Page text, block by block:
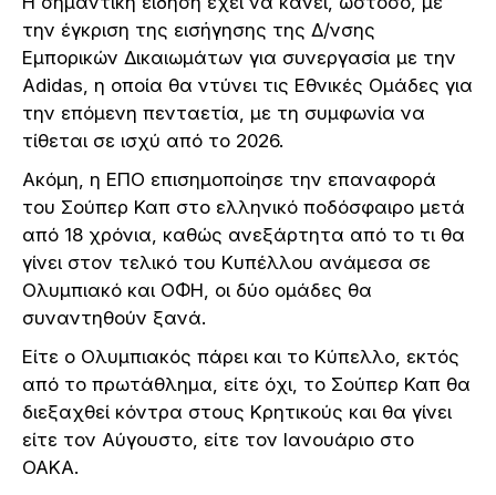
την έγκριση της εισήγησης της Δ/νσης
Εμπορικών Δικαιωμάτων για συνεργασία με την
Adidas, η οποία θα ντύνει τις Εθνικές Ομάδες για
την επόμενη πενταετία, με τη συμφωνία να
τίθεται σε ισχύ από το 2026.
Ακόμη, η ΕΠΟ επισημοποίησε την επαναφορά
του Σούπερ Καπ στο ελληνικό ποδόσφαιρο μετά
από 18 χρόνια, καθώς ανεξάρτητα από το τι θα
γίνει στον τελικό του Κυπέλλου ανάμεσα σε
Ολυμπιακό και ΟΦΗ, οι δύο ομάδες θα
συναντηθούν ξανά.
Είτε ο Ολυμπιακός πάρει και το Κύπελλο, εκτός
από το πρωτάθλημα, είτε όχι, το Σούπερ Καπ θα
διεξαχθεί κόντρα στους Κρητικούς και θα γίνει
είτε τον Αύγουστο, είτε τον Ιανουάριο στο
ΟΑΚΑ.